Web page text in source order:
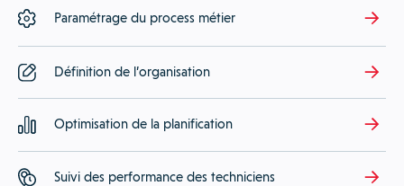
Paramétrage du process métier
Définition de l’organisation
Optimisation de la planification
Suivi des performance des techniciens